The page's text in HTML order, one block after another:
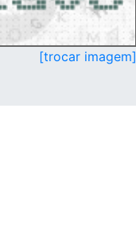
[trocar imagem]